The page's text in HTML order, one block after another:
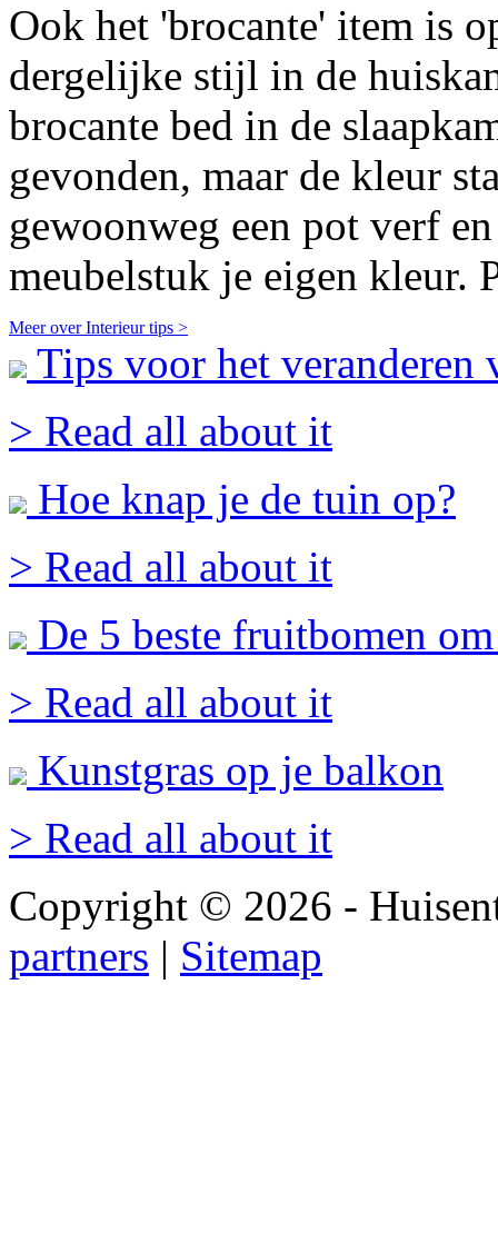
Ook het 'brocante' item is
dergelijke stijl in de
brocante bed in de
gevonden, maar de kleur
gewoonweg een pot verf
meubelstuk je eigen kleur.
Meer over Interieur tips >
Tips voor het veranderen
> Read all about it
Hoe knap je de tuin op?
> Read all about it
De 5 beste fruitbomen
> Read all about it
Kunstgras op je balkon
> Read all about it
Copyright © 2026 -
partners | Sitemap